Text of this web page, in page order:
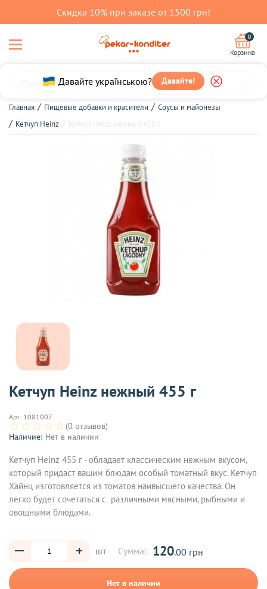
Скидка 10% при заказе от 1500 грн!
Давайте українською? Давайте!
0
Корзина
Главная Пищевые добавки и красители
Соусы и майонезы
Кетчуп Heinz
Кетчуп Heinz нежный 455 г
Арт: 1081007
(0 отзывов)
Наличие: Нет в наличии
Кетчуп Heinz 455 г - обладает классическим нежным вкусом,
который придаст вашим блюдам особый томатный вкус. Кетчуп
Хайнц изготовляется из томатов наивысшего качества. Он
легко будет сочетаться с различными мясными, рыбными и
овощными блюдами.
шт Сумма: 120.00 грн
Нет в наличии